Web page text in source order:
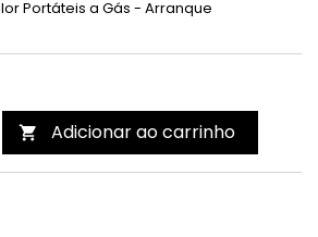
Portáteis a Gás - Arranque
 Adicionar ao carrinho